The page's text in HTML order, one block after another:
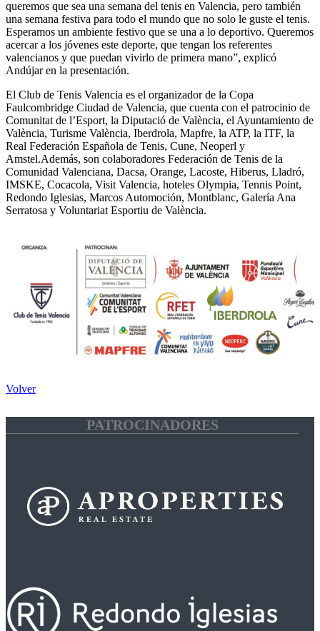
queremos que sea una semana del tenis en Valencia, pero también
una semana festiva para todo el mundo que no solo le guste el tenis.
Esperamos un ambiente festivo que se una a lo deportivo. Queremos
acercar a los jóvenes este deporte, que tengan los referentes
valencianos y que puedan vivirlo de primera mano”, explicó
Andújar en la presentación.
El Club de Tenis Valencia es el organizador de la Copa
Faulcombridge Ciudad de Valencia, que cuenta con el patrocinio de
Comunitat de l’Esport, la Diputació de València, el Ayuntamiento de
València, Turisme València, Iberdrola, Mapfre, la ATP, la ITF, la
Real Federación Española de Tenis, Cune, Neoperl y
Amstel.Además, son colaboradores Federación de Tenis de la
Comunidad Valenciana, Dacsa, Orange, Lacoste, Hiberus, Lladró,
IMSKE, Cocacola, Visit Valencia, hoteles Olympia, Tennis Point,
Redondo Iglesias, Marcos Automoción, Montblanc, Galería Ana
Serratosa y Voluntariat Esportiu de València.
Volver
PATROCINADORES